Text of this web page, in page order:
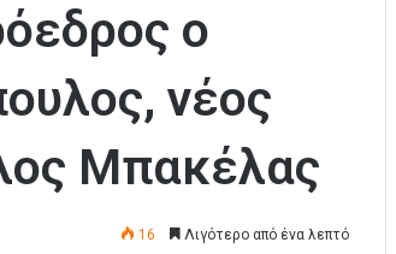
ο
νέος
Μπακέλας
16 Λιγότερο από ένα λεπτό